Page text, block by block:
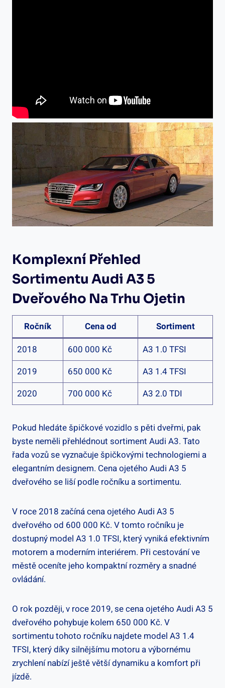
Komplexní Přehled
Sortimentu Audi A3 5
Dveřového Na Trhu Ojetin
Ročník Cena od
Sortiment
2018
600 000 Kč
A3 1.0 TFSI
2019
650 000 Kč
A3 1.4 TFSI
2020
700 000 Kč A3 2.0 TDI
Pokud hledáte špičkové vozidlo s pěti dveřmi, pak
byste neměli přehlédnout sortiment Audi A3. Tato
řada vozů se vyznačuje špičkovými technologiemi a
elegantním designem. Cena ojetého Audi A3 5
dveřového se liší podle ročníku a sortimentu.
V roce 2018 začíná cena ojetého Audi A3 5
dveřového od 600 000 Kč. V tomto ročníku je
dostupný model A3 1.0 TFSI, který vyniká efektivním
motorem a moderním interiérem. Při cestování ve
městě oceníte jeho kompaktní rozměry a snadné
ovládání.
O rok později, v roce 2019, se cena ojetého Audi A3 5
dveřového pohybuje kolem 650 000 Kč. V
sortimentu tohoto ročníku najdete model A3 1.4
TFSI, který díky silnějšímu motoru a výbornému
zrychlení nabízí ještě větší dynamiku a komfort při
jízdě.